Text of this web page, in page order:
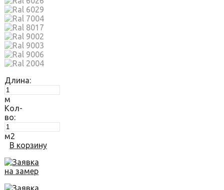
Длина:
м
Кол-
во:
м2
В корзину
Заявка
на замер
Заявка